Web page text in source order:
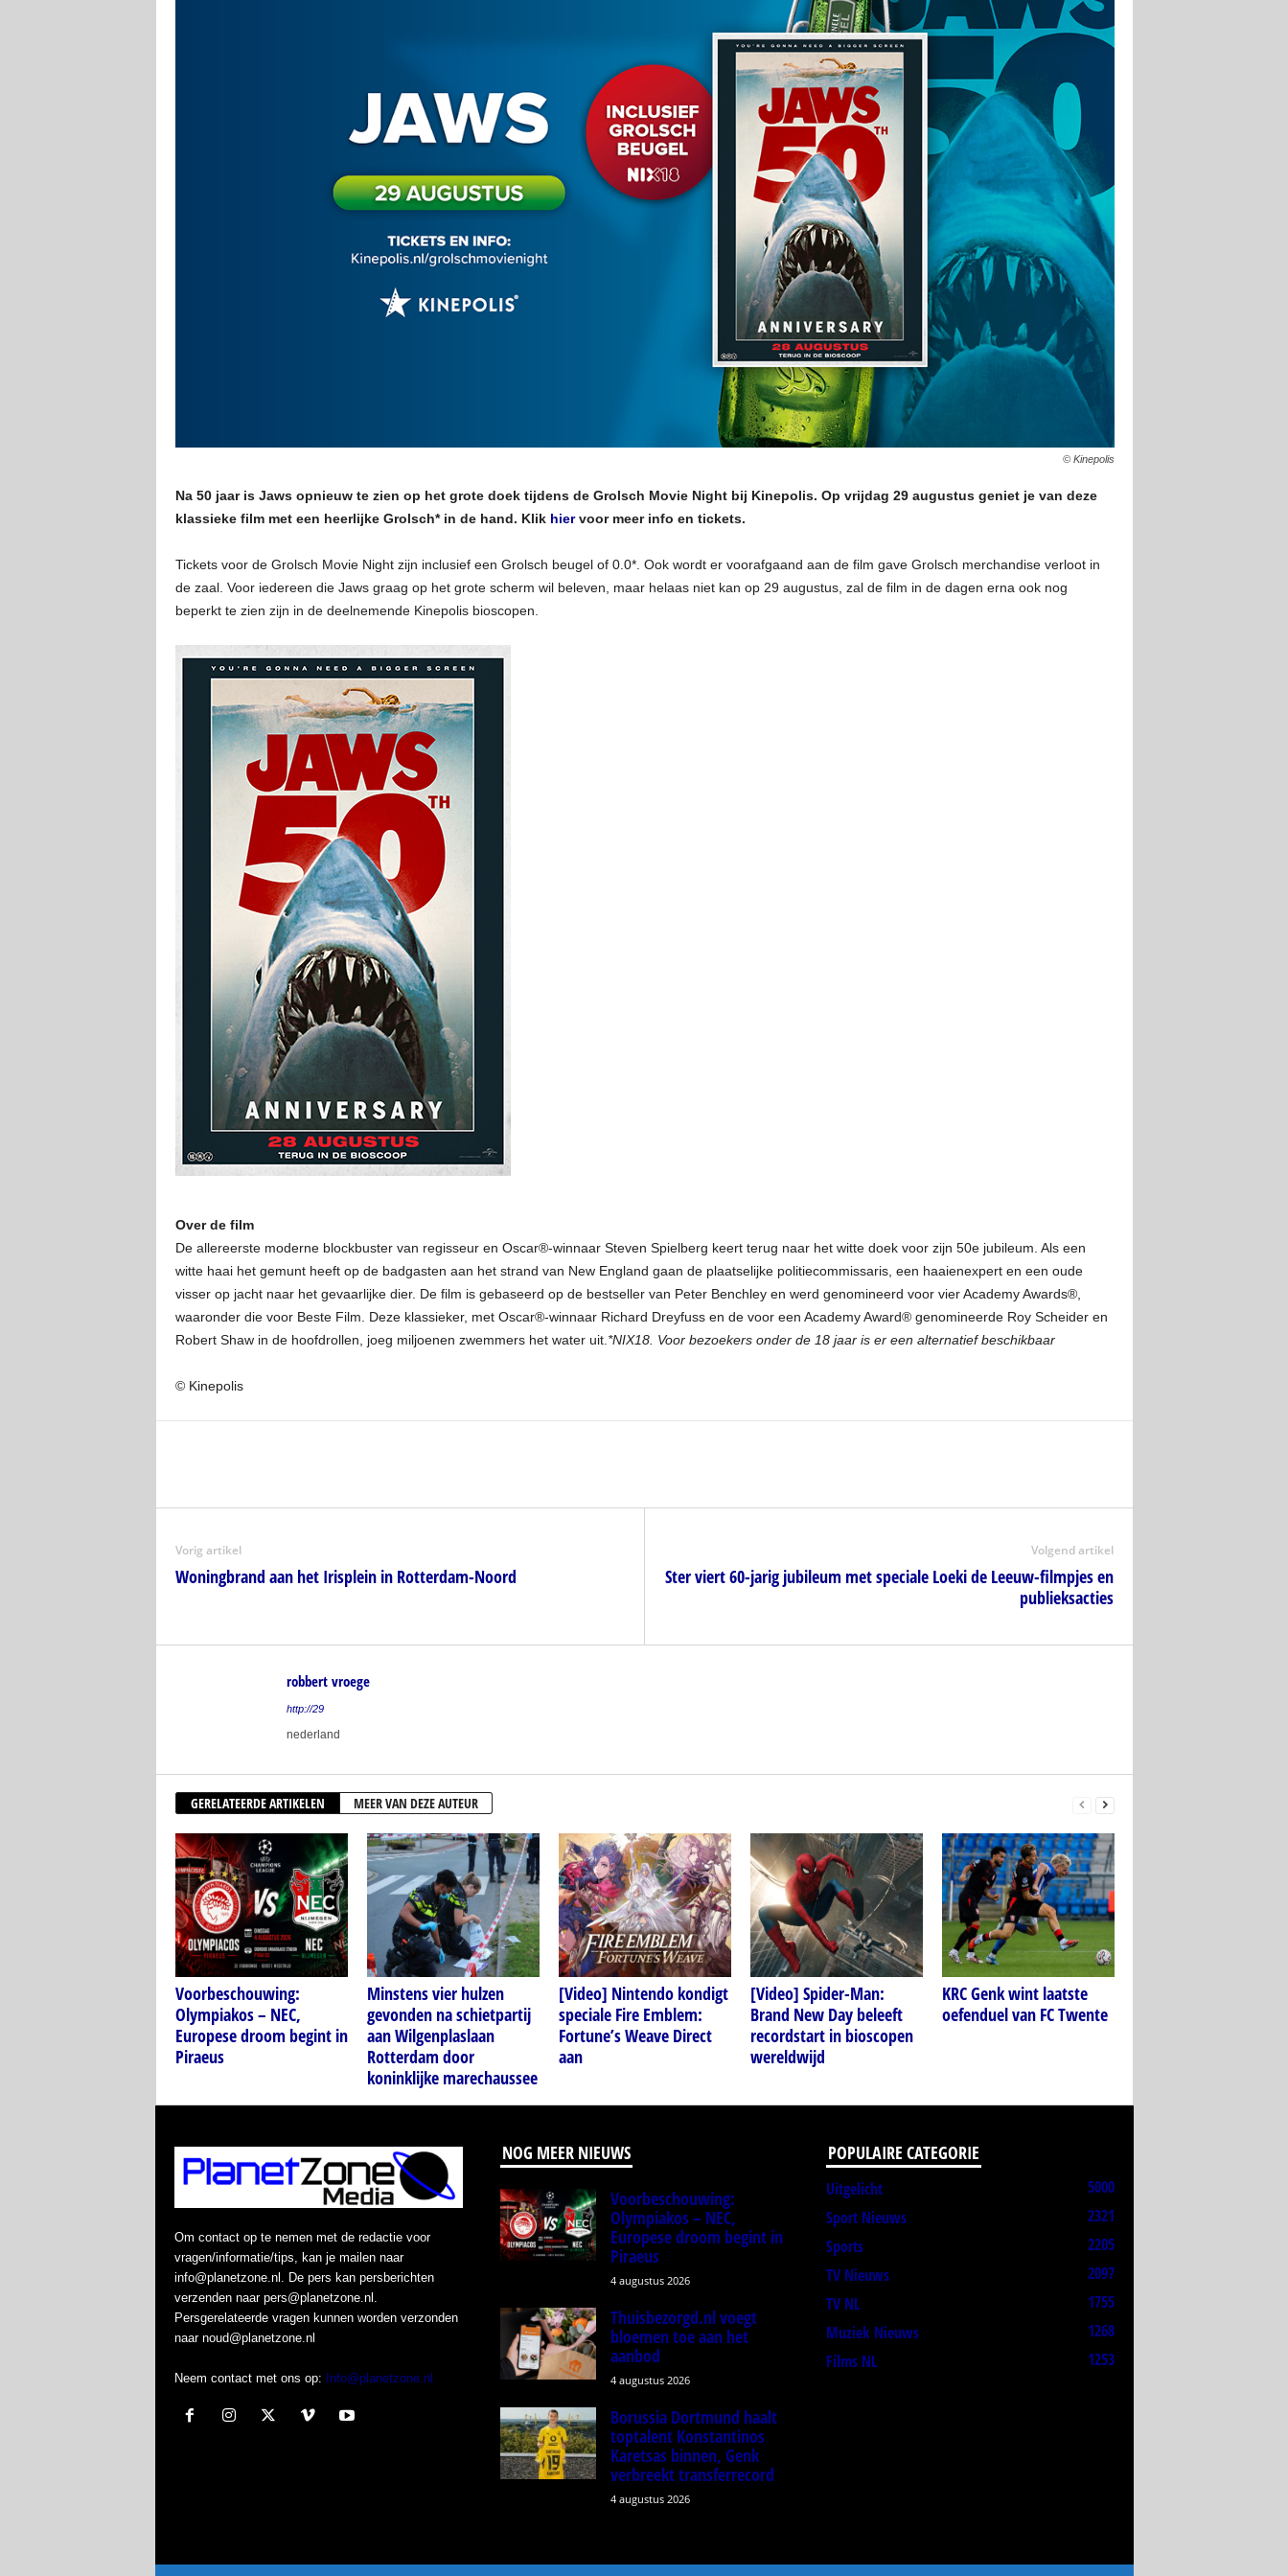
© Kinepolis
Na 50 jaar is Jaws opnieuw te zien op het grote doek tijdens de Grolsch Movie Night bij Kinepolis. Op vrijdag 29 augustus geniet je van deze
klassieke film met een heerlijke Grolsch* in de hand. Klik hiervoor meer info en tickets.
Tickets voor de Grolsch Movie Night zijn inclusief een Grolsch beugel of 0.0*. Ook wordt er voorafgaand aan de film gave Grolsch merchandise verloot in
de zaal. Voor iedereen die Jaws graag op het grote scherm wil beleven, maar helaas niet kan op 29 augustus, zal de film in de dagen erna ook nog
beperkt te zien zijn in de deelnemende Kinepolis bioscopen.
Over de film
De allereerste moderne blockbuster van regisseur en Oscar®-winnaar Steven Spielberg keert terug naar het witte doek voor zijn 50e jubileum. Als een
witte haai het gemunt heeft op de badgasten aan het strand van New England gaan de plaatselijke politiecommissaris, een haaienexpert en een oude
visser op jacht naar het gevaarlijke dier. De film is gebaseerd op de bestseller van Peter Benchley en werd genomineerd voor vier Academy Awards®,
waaronder die voor Beste Film. Deze klassieker, met Oscar®-winnaar Richard Dreyfuss en de voor een Academy Award® genomineerde Roy Scheider en
Robert Shaw in de hoofdrollen, joeg miljoenen zwemmers het water uit. *NIX18. Voor bezoekers onder de 18 jaar is er een alternatief beschikbaar
© Kinepolis
Vorig artikel
Woningbrand aan het Irisplein in Rotterdam-Noord
Volgend artikel
Ster viert 60-jarig jubileum met speciale Loeki de Leeuw-filmpjes en
publieksacties
robbert vroege
http://29
nederland
GERELATEERDE ARTIKELEN MEER VAN DEZE AUTEUR
Voorbeschouwing:
Olympiakos – NEC,
Europese droom begint in
Piraeus
Minstens vier hulzen
gevonden na schietpartij
aan Wilgenplaslaan
Rotterdam door
koninklijke marechaussee
[Video] Nintendo kondigt
speciale Fire Emblem:
Fortune’s Weave Direct
aan
[Video] Spider-Man:
Brand New Day beleeft
recordstart in bioscopen
wereldwijd
KRC Genk wint laatste
oefenduel van FC Twente
Om contact op te nemen met de redactie voor
vragen/informatie/tips, kan je mailen naar
info@planetzone.nl. De pers kan persberichten
verzenden naar pers@planetzone.nl.
Persgerelateerde vragen kunnen worden verzonden
naar noud@planetzone.nl
Neem contact met ons op: Info@planetzone.nl
NOG MEER NIEUWS
Voorbeschouwing:
Olympiakos – NEC,
Europese droom begint in
Piraeus
4 augustus 2026
Thuisbezorgd.nl voegt
bloemen toe aan het
aanbod
4 augustus 2026
Borussia Dortmund haalt
toptalent Konstantinos
Karetsas binnen, Genk
verbreekt transferrecord
4 augustus 2026
POPULAIRE CATEGORIE
Uitgelicht
5000
Sport Nieuws
2321
Sports
2205
TV Nieuws
2097
TV NL
1755
Muziek Nieuws
1268
Films NL
1253